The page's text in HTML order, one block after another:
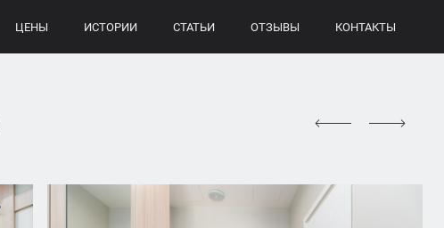
ЦЕНЫ ИСТОРИИ СТАТЬИ ОТЗЫВЫ КОНТАКТЫ